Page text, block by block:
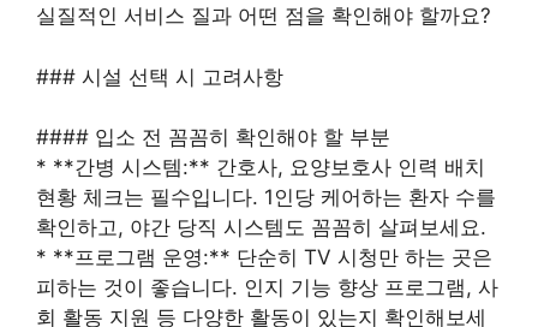
실질적인 서비스 질과 어떤 점을 확인해야 할까요?
### 시설 선택 시 고려사항
#### 입소 전 꼼꼼히 확인해야 할 부분
* **간병 시스템:** 간호사, 요양보호사 인력 배치
현황 체크는 필수입니다. 1인당 케어하는 환자 수를
확인하고, 야간 당직 시스템도 꼼꼼히 살펴보세요.
* **프로그램 운영:** 단순히 TV 시청만 하는 곳은
피하는 것이 좋습니다. 인지 기능 향상 프로그램, 사
회 활동 지원 등 다양한 활동이 있는지 확인해보세